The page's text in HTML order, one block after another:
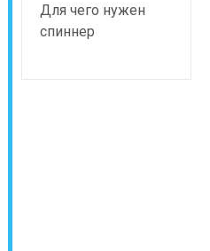
Для чего нужен
спиннер